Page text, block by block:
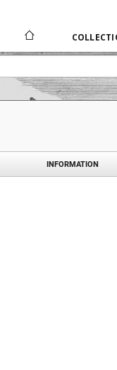
INFORMATION